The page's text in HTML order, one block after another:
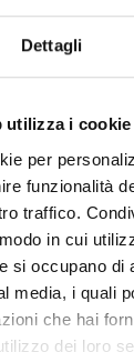
Dettagli
utilizza i cookie
per
funzionalità
traffico.
in cui
si occupano di
media, i quali
che hai
dei loro
essere
inseribili
di sicurezza
I dettagli
tutto il
laterali con
fodera termica
secondo la